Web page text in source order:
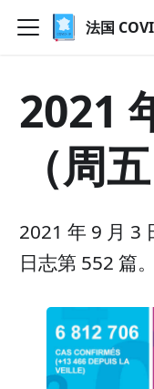
法国
2021
（周五
2021 年 9 月 3
日志第 552 篇。